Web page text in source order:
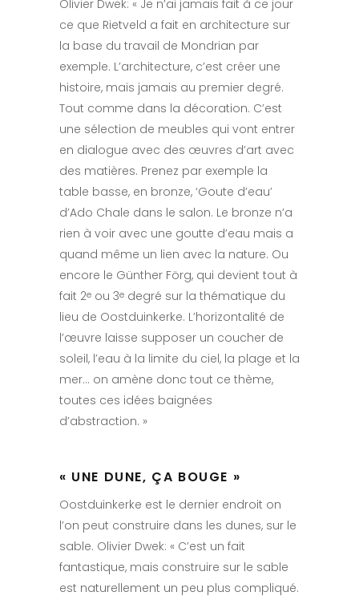
Olivier Dwek: « Je n’ai jamais fait à ce jour
ce que Rietveld a fait en architecture sur
la base du travail de Mondrian par
exemple. L’architecture, c’est créer une
histoire, mais jamais au premier degré.
Tout comme dans la décoration. C’est
une sélection de meubles qui vont entrer
en dialogue avec des œuvres d’art avec
des matières. Prenez par exemple la
table basse, en bronze, ‘Goute d’eau’
d’Ado Chale dans le salon. Le bronze n’a
rien à voir avec une goutte d’eau mais a
quand même un lien avec la nature. Ou
encore le Günther Förg, qui devient tout à
fait 2e ou 3e degré sur la thématique du
lieu de Oostduinkerke. L’horizontalité de
l’œuvre laisse supposer un coucher de
soleil, l’eau à la limite du ciel, la plage et la
mer… on amène donc tout ce thème,
toutes ces idées baignées
d’abstraction. »
« UNE DUNE, ÇA BOUGE »
Oostduinkerke est le dernier endroit on
l’on peut construire dans les dunes, sur le
sable. Olivier Dwek: « C’est un fait
fantastique, mais construire sur le sable
est naturellement un peu plus compliqué.